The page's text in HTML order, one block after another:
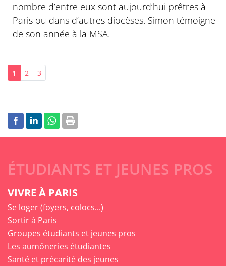
nombre d’entre eux sont aujourd’hui prêtres à
Paris ou dans d’autres diocèses. Simon témoigne
de son année à la MSA.
1 2 3
ÉTUDIANTS ET JEUNES PROS
VIVRE À PARIS
Se loger (foyers, colocs...)
Sortir à Paris
Groupes étudiants et jeunes pros
Les aumôneries étudiantes
Santé et précarité des jeunes